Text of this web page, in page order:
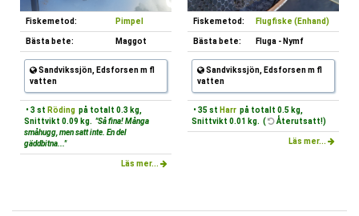
Fiskemetod: Pimpel
Bästa bete: Maggot
Sandvikssjön, Edsforsen m fl
vatten
• 3 st Röding på totalt 0.3 kg,
Snittvikt 0.09 kg. "Så fina! Många
småhugg, men satt inte. En del
gäddbitna..."
Läs mer...
Fiskemetod: Flugfiske (Enhand)
Bästa bete: Fluga - Nymf
Sandvikssjön, Edsforsen m fl
vatten
• 35 st Harr på totalt 0.5 kg,
Snittvikt 0.01 kg. (
Återutsatt!)
Läs mer...